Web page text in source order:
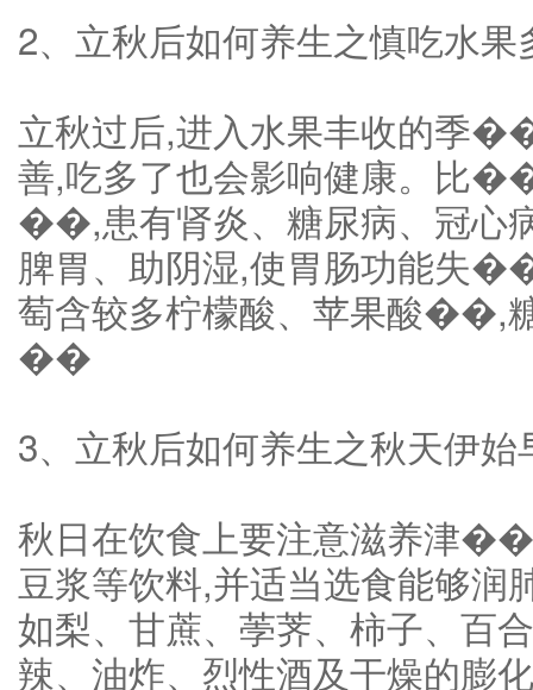
2、立秋后如何养生之慎吃水
立秋过后,进入水果丰收的季
善,吃多了也会影响健康。比
��,患有肾炎、糖尿病、冠心
脾胃、助阴湿,使胃肠功能失
萄含较多柠檬酸、苹果酸��,
��
3、立秋后如何养生之秋天伊
秋日在饮食上要注意滋养津
豆浆等饮料,并适当选食能够润
如梨、甘蔗、荸荠、柿子、百
辣、油炸、烈性酒及干燥的膨